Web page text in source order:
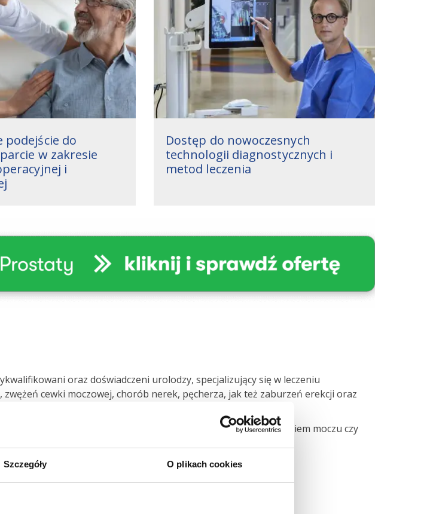
Szczegóły O plikach cookies
podejście do
w zakresie
i
Dostęp do nowoczesnych
technologii diagnostycznych i
metod leczenia
oraz doświadczeni urolodzy, specjalizujący się w leczeniu
cewki moczowej, chorób nerek, pęcherza, jak też zaburzeń erekcji oraz
nie tylko z dolegliwościami związanymi z oddawaniem moczu czy
badanie urologiczne?